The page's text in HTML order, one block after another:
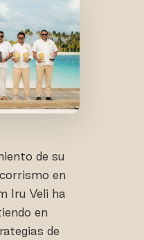
de su
en
Iru Veli ha
en
de